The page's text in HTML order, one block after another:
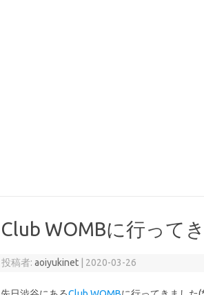
Club WOMBに行って
投稿者:aoiyukinet 2020-03-26